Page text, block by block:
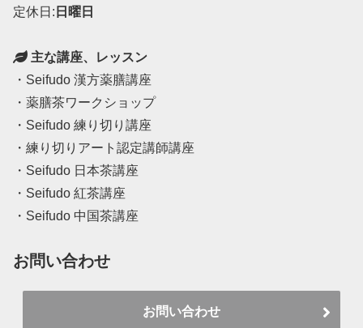
定休日: 日曜日
主な講座、レッスン
・Seifudo 漢方薬膳講座
・薬膳茶ワークショップ
・Seifudo 練り切り講座
・練り切りアート認定講師講座
・Seifudo 日本茶講座
・Seifudo 紅茶講座
・Seifudo 中国茶講座
お問い合わせ
お問い合わせ